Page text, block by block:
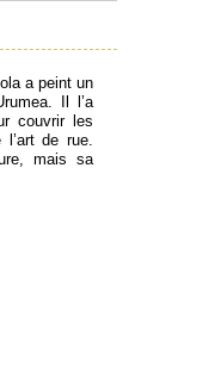
a peint un
Il l’a
couvrir les
de rue.
mais sa